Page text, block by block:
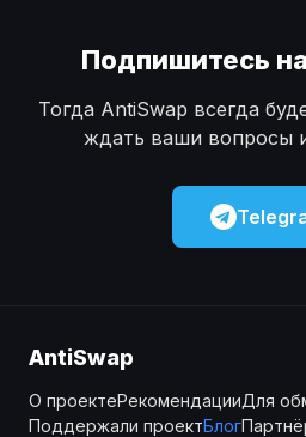
Подпишитесь
Тогда AntiSwap всегда
ждать ваши вопросы
AntiSwap
О проектеРекомендацииДля
Поддержали проектБлог